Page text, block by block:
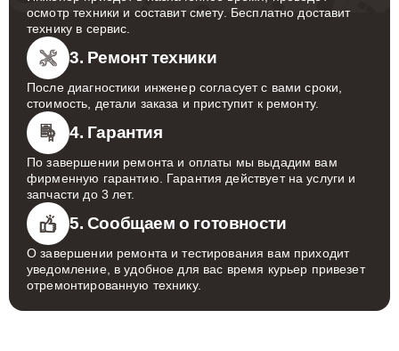
осмотр техники и составит смету. Бесплатно доставит
технику в сервис.
3. Ремонт техники
После диагностики инженер согласует с вами сроки,
стоимость, детали заказа и приступит к ремонту.
4. Гарантия
По завершении ремонта и оплаты мы выдадим вам
фирменную гарантию. Гарантия действует на услуги и
запчасти до 3 лет.
5. Сообщаем о готовности
О завершении ремонта и тестирования вам приходит
уведомление, в удобное для вас время курьер привезет
отремонтированную технику.